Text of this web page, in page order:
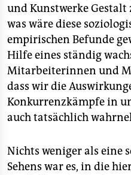
und Kunstwerke
was wäre diese
empirischen Befunde
Hilfe eines ständig
Mitarbeiterinnen und
dass wir die
Konkurrenzkämpfe in
auch tatsächlich
Nichts weniger als eine
Sehens war es, in die